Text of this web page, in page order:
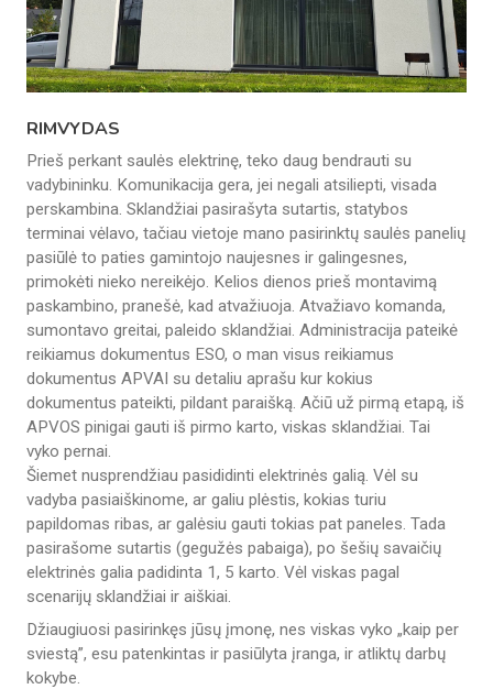
RIMVYDAS
Prieš perkant saulės elektrinę, teko daug bendrauti su
vadybininku. Komunikacija gera, jei negali atsiliepti, visada
perskambina. Sklandžiai pasirašyta sutartis, statybos
terminai vėlavo, tačiau vietoje mano pasirinktų saulės panelių
pasiūlė to paties gamintojo naujesnes ir galingesnes,
primokėti nieko nereikėjo. Kelios dienos prieš montavimą
paskambino, pranešė, kad atvažiuoja. Atvažiavo komanda,
sumontavo greitai, paleido sklandžiai. Administracija pateikė
reikiamus dokumentus ESO, o man visus reikiamus
dokumentus APVAI su detaliu aprašu kur kokius
dokumentus pateikti, pildant paraišką. Ačiū už pirmą etapą, iš
APVOS pinigai gauti iš pirmo karto, viskas sklandžiai. Tai
vyko pernai.
Šiemet nusprendžiau pasididinti elektrinės galią. Vėl su
vadyba pasiaiškinome, ar galiu plėstis, kokias turiu
papildomas ribas, ar galėsiu gauti tokias pat paneles. Tada
pasirašome sutartis (gegužės pabaiga), po šešių savaičių
elektrinės galia padidinta 1, 5 karto. Vėl viskas pagal
scenarijų sklandžiai ir aiškiai.
Džiaugiuosi pasirinkęs jūsų įmonę, nes viskas vyko „kaip per
sviestą”, esu patenkintas ir pasiūlyta įranga, ir atliktų darbų
kokybe.